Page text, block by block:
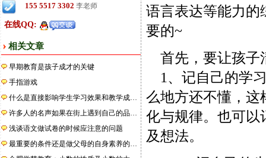
155 5517 3302 李老师
在线QQ:
相关文章
早期教育是孩子成才的关键
手指游戏
什么是直接影响学生学习效果和教学成…
许多人的名声如果在街上遇到自己的品…
浅谈语文做试卷的时候应注意的问题
最重要的条件还是做父母的自身素养的…
语言表达等能力的
要的~
首先，要让孩子
1、记自己的学
么地方还不懂，这
化与规律。也可以
及想法。